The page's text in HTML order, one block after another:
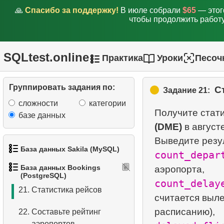
🙏 Спасибо за поддержку! В июле собрали $65 —
чтобы продолжить
SQLtest.online Практика Уроки
Группировать задания по:
сложности
категории
базе данных
База данных Sakila (MySQL)
1.Получить список актёров
Имена актёров
Упорядоченный список
База данных Bookings
(PostgreSQL)
15.Получите список
16.Аэропороты с прямым
сообщением
17.Аэропороты без прямого
сообщения
18.Пассажиры, не
19. Список пассажиров
20.Время задержки вылета
21. Статистика рейсов
22. Составьте рейтинг
Задание 21:
Получите
(DME)в
считается